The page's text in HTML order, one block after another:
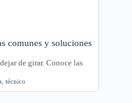
comunes y soluciones
de girar. Conoce las
técnico